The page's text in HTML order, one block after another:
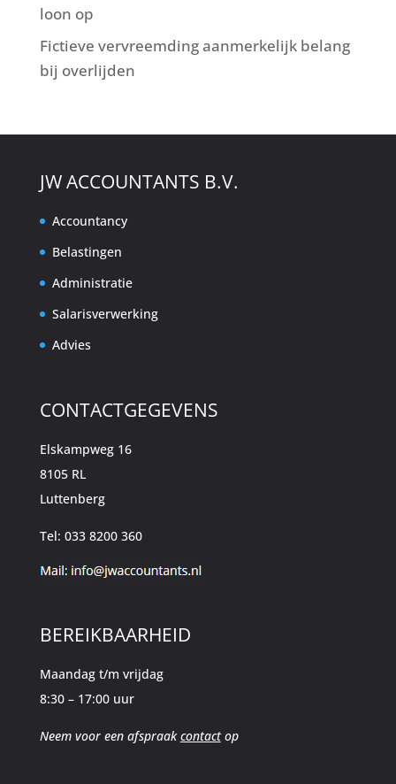
loon op
Fictieve vervreemding aanmerkelijk belang
bij overlijden
JW ACCOUNTANTS B.V.
Accountancy
Belastingen
Administratie
Salarisverwerking
Advies
CONTACTGEGEVENS
Elskampweg 16
8105 RL
Luttenberg
Tel: 033 8200 360
BEREIKBAARHEID
Maandag t/m vrijdag
8:30 – 17:00 uur
Neem voor een afspraakcontactop